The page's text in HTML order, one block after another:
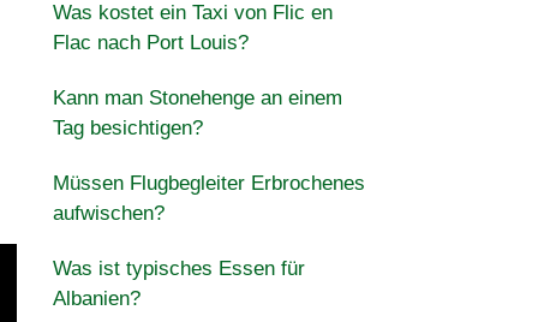
Was kostet ein Taxi von Flic en
Flac nach Port Louis?
Kann man Stonehenge an einem
Tag besichtigen?
Müssen Flugbegleiter Erbrochenes
aufwischen?
Was ist typisches Essen für
Albanien?